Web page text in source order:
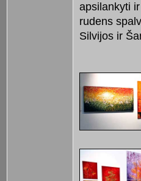
apsilankyti
rudens
Silvijos ir